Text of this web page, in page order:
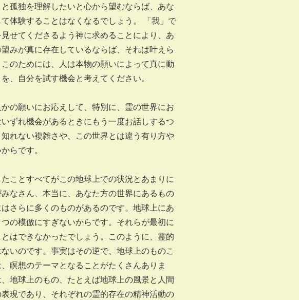
孤独を理解したいと心から望むならば、あな
体験することはなくなるでしょう。 「我」で
せてくださるよう神に求めることにより、あ
みが真に存在しているならば、それは叶えら
のためには、人は本物の願いによって真に動
、自分を試す機会と考えてください。
の願いにお応えして、特別に、霊の世界にお
ずれ機会があるときにもう一度お話しするつ
れない複雑さや、この世界とは違う有り方や
からです。
ことすべてがこの地球上での状況とあまりに
なさん、本当に、あなた方の世界にあるもの
さらに多くのものがあるのです。地球上にあ
の模倣にすぎないからです。それらが最初に
はできなかったでしょう。このように、霊的
いのです。事実はその逆で、地球上のものこ
瞑想のテーマとなることがたくさんありま
地球上のもの、たとえば地球上の風景と人間
現であり、それぞれの霊的存在の精神活動の